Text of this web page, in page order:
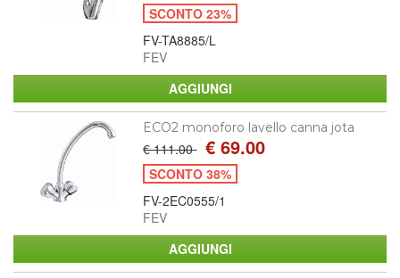
SCONTO 23%
FV-TA8885/L
FEV
ECO2 monoforo lavello canna jota
€ 111.00 € 69.00
SCONTO 38%
FV-2EC0555/1
FEV